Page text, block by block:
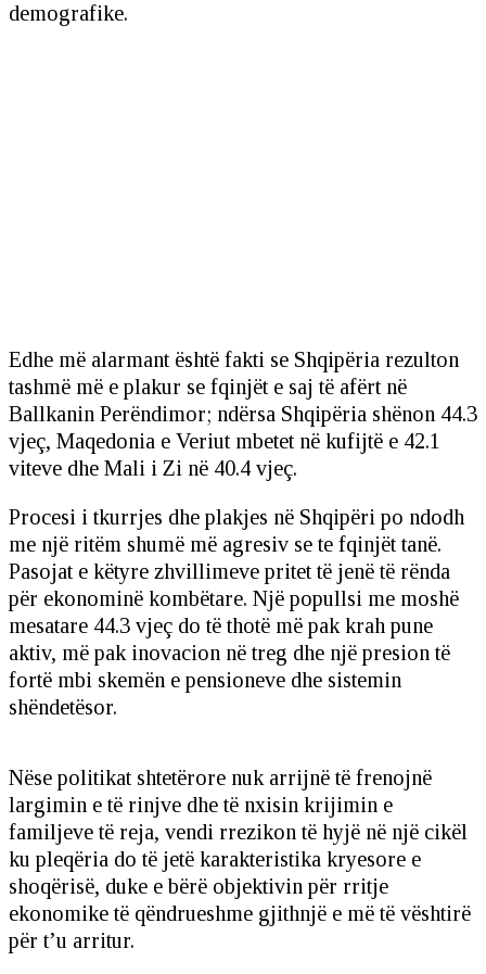
demografike.
Edhe më alarmant është fakti se Shqipëria rezulton
tashmë më e plakur se fqinjët e saj të afërt në
Ballkanin Perëndimor; ndërsa Shqipëria shënon 44.3
vjeç, Maqedonia e Veriut mbetet në kufijtë e 42.1
viteve dhe Mali i Zi në 40.4 vjeç.
Procesi i tkurrjes dhe plakjes në Shqipëri po ndodh
me një ritëm shumë më agresiv se te fqinjët tanë.
Pasojat e këtyre zhvillimeve pritet të jenë të rënda
për ekonominë kombëtare. Një popullsi me moshë
mesatare 44.3 vjeç do të thotë më pak krah pune
aktiv, më pak inovacion në treg dhe një presion të
fortë mbi skemën e pensioneve dhe sistemin
shëndetësor.
Nëse politikat shtetërore nuk arrijnë të frenojnë
largimin e të rinjve dhe të nxisin krijimin e
familjeve të reja, vendi rrezikon të hyjë në një cikël
ku pleqëria do të jetë karakteristika kryesore e
shoqërisë, duke e bërë objektivin për rritje
ekonomike të qëndrueshme gjithnjë e më të vështirë
për t’u arritur.